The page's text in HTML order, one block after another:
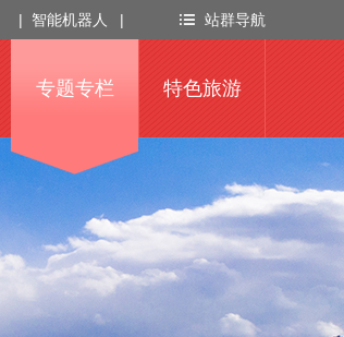
站群导航
| 智能机器人 |
专题专栏 特色旅游